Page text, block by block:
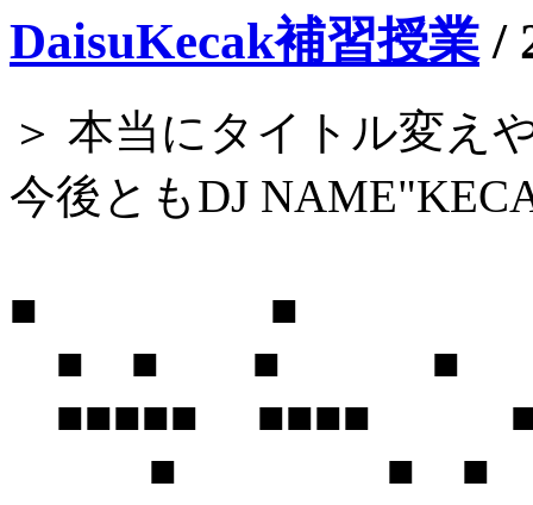
DaisuKecak補習授業 /
＞ 本当にタイトル変え
今後ともDJ
■ ■
■ ■ ■ ■
■■■■■ ■■■■
■ ■ ■